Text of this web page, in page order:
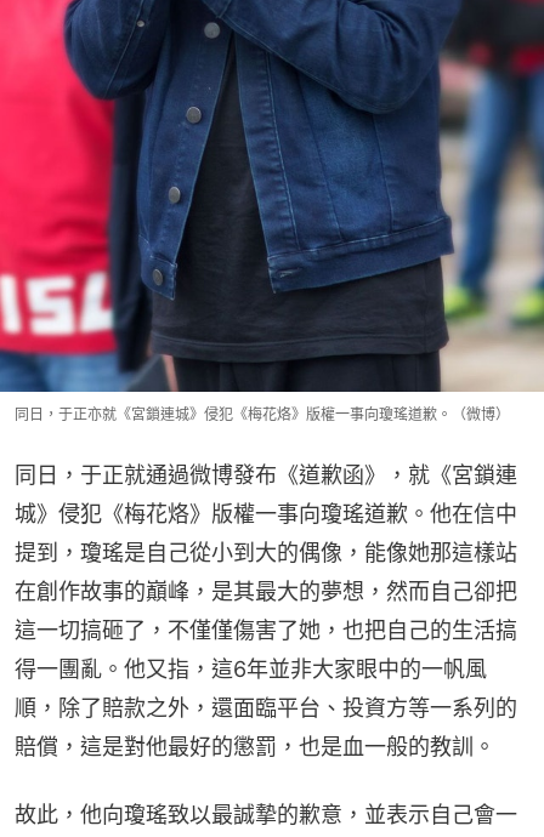
同日，于正亦就《宮鎖連城》侵犯《梅花烙》版權一事向瓊瑤道歉。（微博）
同日，于正就通過微博發布《道歉函》，就《宮鎖連
城》侵犯《梅花烙》版權一事向瓊瑤道歉。他在信中
提到，瓊瑤是自己從小到大的偶像，能像她那這樣站
在創作故事的巔峰，是其最大的夢想，然而自己卻把
這一切搞砸了，不僅僅傷害了她，也把自己的生活搞
得一團亂。他又指，這6年並非大家眼中的一帆風
順，除了賠款之外，還面臨平台、投資方等一系列的
賠償，這是對他最好的懲罰，也是血一般的教訓。
故此，他向瓊瑤致以最誠摯的歉意，並表示自己會一